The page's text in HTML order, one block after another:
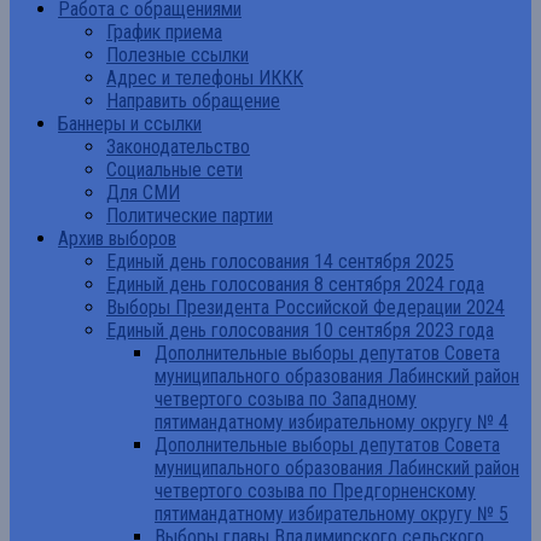
Работа с обращениями
График приема
Полезные ссылки
Адрес и телефоны ИККК
Направить обращение
Баннеры и ссылки
Законодательство
Социальные сети
Для СМИ
Политические партии
Архив выборов
Единый день голосования 14 сентября 2025
Единый день голосования 8 сентября 2024 года
Выборы Президента Российской Федерации 2024
Единый день голосования 10 сентября 2023 года
Дополнительные выборы депутатов Совета
муниципального образования Лабинский район
четвертого созыва по Западному
пятимандатному избирательному округу № 4
Дополнительные выборы депутатов Совета
муниципального образования Лабинский район
четвертого созыва по Предгорненскому
пятимандатному избирательному округу № 5